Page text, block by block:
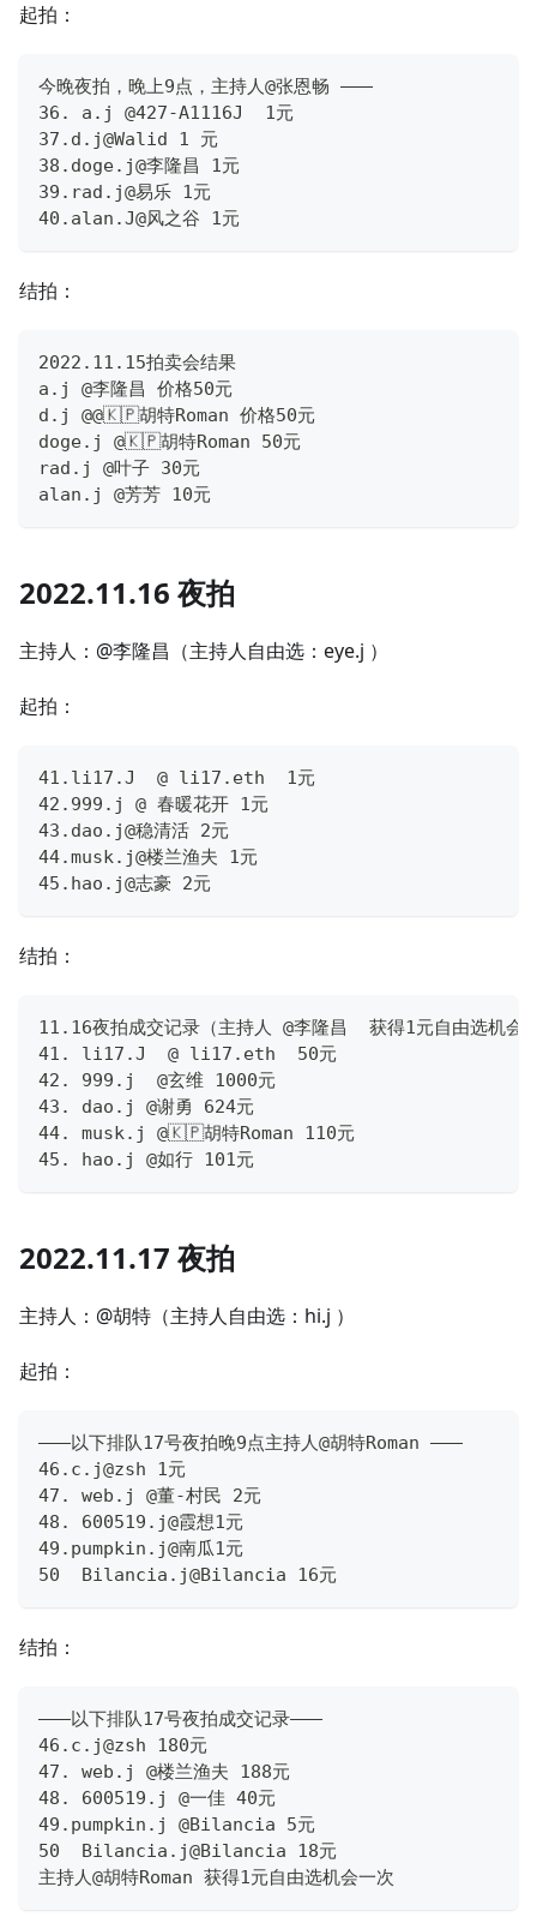
起拍：
今晚夜拍，晚上9点，主持人@张恩畅 ———
36. a.j @427-A1116J  1元
37.d.j@Walid 1 元
38.doge.j@李隆昌 1元
39.rad.j@易乐 1元
40.alan.J@风之谷 1元
结拍：
2022.11.15拍卖会结果
a.j @李隆昌 价格50元
d.j @@🇰🇵胡特Roman 价格50元
doge.j @🇰🇵胡特Roman 50元
rad.j @叶子 30元
alan.j @芳芳 10元
2022.11.16 夜拍
主持人：@李隆昌（主持人自由选：eye.j ）
起拍：
41.li17.J  @ li17.eth  1元
42.999.j @ 春暖花开 1元
43.dao.j@稳清活 2元
44.musk.j@楼兰渔夫 1元
45.hao.j@志豪 2元
结拍：
11.16夜拍成交记录（主持人 @李隆昌  获得1元自由选机会
41. li17.J  @ li17.eth  50元
42. 999.j  @玄维 1000元
43. dao.j @谢勇 624元
44. musk.j @🇰🇵胡特Roman 110元
45. hao.j @如行 101元
2022.11.17 夜拍
主持人：@胡特（主持人自由选：hi.j ）
起拍：
———以下排队17号夜拍晚9点主持人@胡特Roman ———
46.c.j@zsh 1元
47. web.j @董-村民 2元
48. 600519.j@霞想1元
49.pumpkin.j@南瓜1元
50  Bilancia.j@Bilancia 16元
结拍：
———以下排队17号夜拍成交记录———
46.c.j@zsh 180元
47. web.j @楼兰渔夫 188元
48. 600519.j @一佳 40元
49.pumpkin.j @Bilancia 5元
50  Bilancia.j@Bilancia 18元
主持人@胡特Roman 获得1元自由选机会一次